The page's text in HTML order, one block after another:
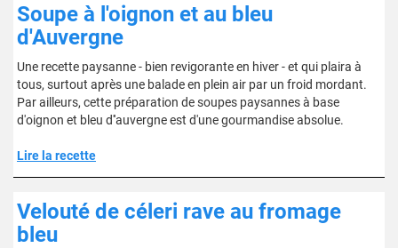
Soupe à l'oignon et au bleu
d'Auvergne
Une recette paysanne - bien revigorante en hiver - et qui plaira à
tous, surtout après une balade en plein air par un froid mordant.
Par ailleurs, cette préparation de soupes paysannes à base
d'oignon et bleu d''auvergne est d'une gourmandise absolue.
Lire la recette
Velouté de céleri rave au fromage
bleu